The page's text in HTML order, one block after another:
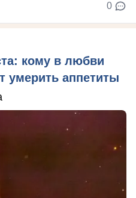
0
кому в любви
умерить аппетиты